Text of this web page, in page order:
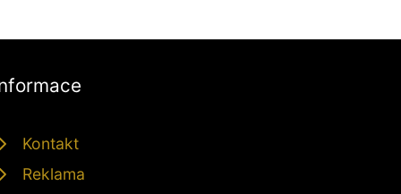
Kontakt
Reklama